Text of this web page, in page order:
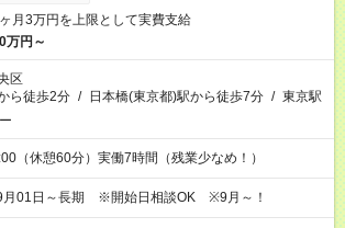
月3万円を上限として実費支給
万円～
区
ら徒歩2分 / 日本橋(東京都)駅から徒歩7分 / 東京駅
（休憩60分）実働7時間（残業少なめ！）
月01日～長期 ※開始日相談OK ※9月～！